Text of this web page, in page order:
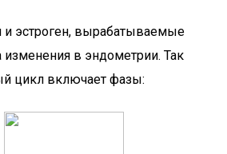
и эстроген, вырабатываемые
в эндометрии. Так
цикл включает фазы: